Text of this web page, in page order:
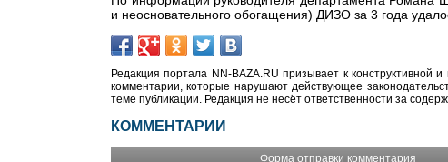
и неосновательного обогащения) ДИЗО за 3 года
Редакция портала NN-BAZA.RU призывает к
комментарии, которые нарушают действующее
теме публикации. Редакция не несёт ответственности за
КОММЕНТАРИИ
Форма отправки комментария